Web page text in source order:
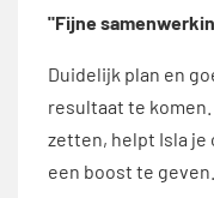
"Fijne
Duidelijk plan en
resultaat te
zetten, helpt Isla je
een boost te geven.